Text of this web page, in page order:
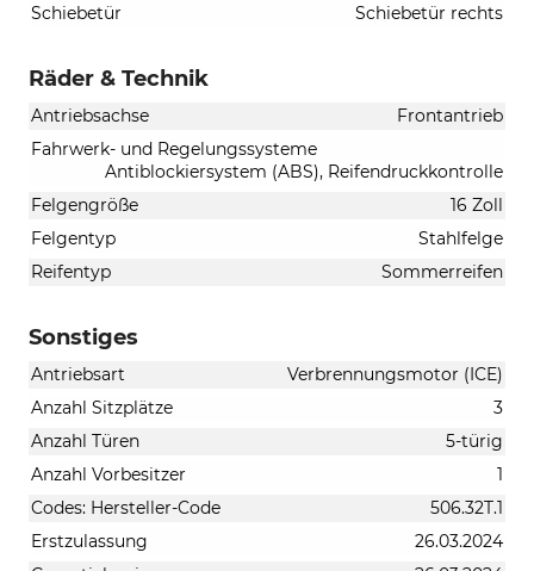
Schiebetür
Schiebetür rechts
Räder & Technik
Antriebsachse
Frontantrieb
Fahrwerk- und Regelungssysteme
Antiblockiersystem (ABS), Reifendruckkontrolle
Felgengröße
16 Zoll
Felgentyp
Stahlfelge
Reifentyp
Sommerreifen
Sonstiges
Antriebsart
Verbrennungsmotor (ICE)
Anzahl Sitzplätze
3
Anzahl Türen
5-türig
Anzahl Vorbesitzer
1
Codes: Hersteller-Code
506.32T.1
Erstzulassung
26.03.2024